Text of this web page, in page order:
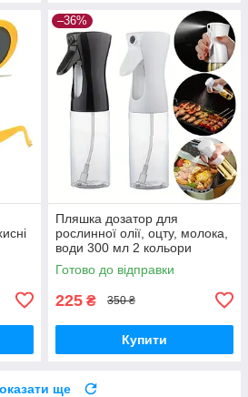
–36%
Пляшка дозатор для
рослинної олії, оцту, молока,
води 300 мл 2 кольори
Готово до відправки
225 ₴ 350 ₴
Купити
ще